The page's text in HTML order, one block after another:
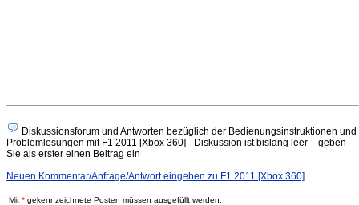
Diskussionsforum und Antworten bezüglich der Bedienungsinstruktionen und
Problemlösungen mit F1 2011 [Xbox 360] - Diskussion ist bislang leer – geben
Sie als erster einen Beitrag ein
Neuen Kommentar/Anfrage/Antwort eingeben zu F1 2011 [Xbox 360]
Mit * gekennzeichnete Posten müssen ausgefüllt werden.